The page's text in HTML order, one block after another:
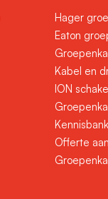
Hager
Eaton
Kabel en
ION
Kennisbank
Offerte